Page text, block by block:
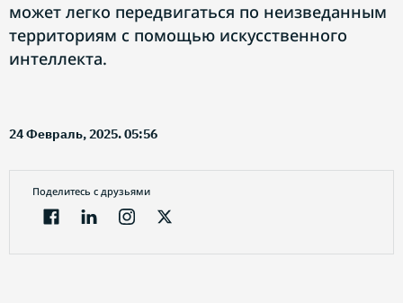
может легко передвигаться по неизведанным
территориям с помощью искусственного
интеллекта.
24 Февраль, 2025. 05:56
Поделитесь с друзьями